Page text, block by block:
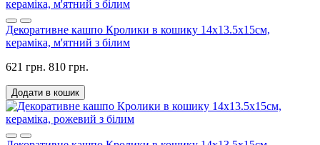
Декоративне кашпо Кролики в кошику 14х13.5х15см,
кераміка, м'ятний з білим
621 грн. 810 грн.
Додати в кошик